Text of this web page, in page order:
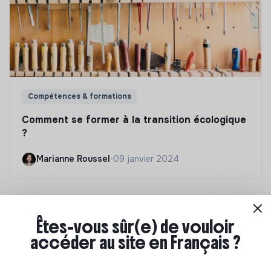
Compétences & formations
Comment se former à la transition écologique
?
Marianne Roussel•09 janvier 2024
Êtes-vous sûr(e) de vouloir
accéder au site en Français ?